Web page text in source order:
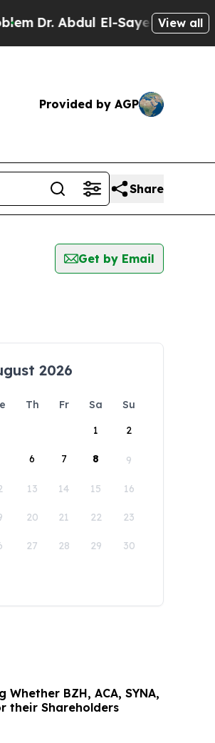
Abdul El-Sayed on Historic
View all
Provided by AGP
Share
Get by Email
2026
Th Fr Sa
Su
1
2
6 7 8 9
13 14 15 16
20 21 22 23
27 28 29 30
BZH, ACA, SYNA,
their Shareholders